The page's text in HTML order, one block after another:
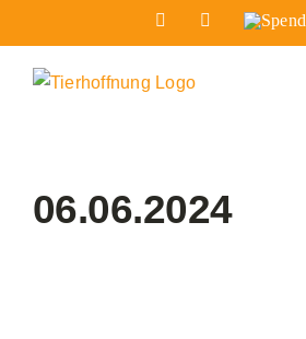
Inhalt
springen
FacebookInstagram
Spenden
06.06.2024